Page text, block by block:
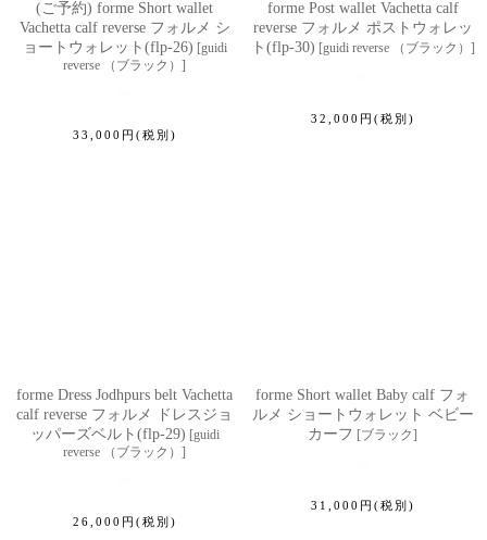
(ご予約) forme Short wallet
Vachetta calf reverse フォルメ シ
ョートウォレット(flp-26) [guidi
reverse （ブラック） ]
33,000 円 (税別)
forme Post wallet Vachetta calf
reverse フォルメ ポストウォレッ
ト(flp-30) [guidi reverse （ブラック） ]
32,000 円 (税別)
forme Dress Jodhpurs belt Vachetta
calf reverse フォルメ ドレスジョ
ッパーズベルト(flp-29) [guidi
reverse （ブラック） ]
26,000 円 (税別)
forme Short wallet Baby calf フォ
ルメ ショートウォレット ベビー
カーフ [ブラック]
31,000 円 (税別)